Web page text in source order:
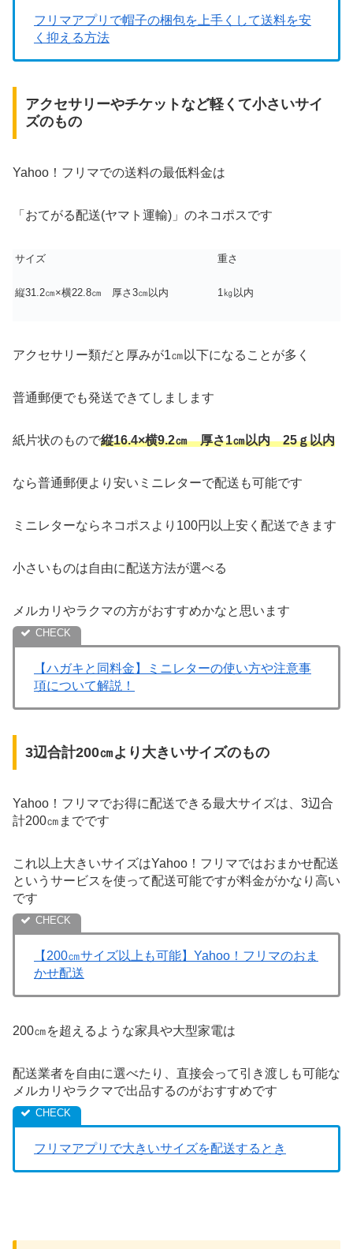
フリマアプリで帽子の梱包を上手くして送料を安
く抑える方法
アクセサリーやチケットなど軽くて小さいサイ
ズのもの
Yahoo！フリマでの送料の最低料金は
「おてがる配送(ヤマト運輸)」のネコポスです
サイズ
縦31.2㎝×横22.8㎝ 厚さ3㎝以内
重さ
1㎏以内
アクセサリー類だと厚みが1㎝以下になることが多く
普通郵便でも発送できてしまします
紙片状のもので縦16.4×横9.2㎝ 厚さ1㎝以内 25ｇ以内
なら普通郵便より安いミニレターで配送も可能です
ミニレターならネコポスより100円以上安く配送できます
小さいものは自由に配送方法が選べる
メルカリやラクマの方がおすすめかなと思います
【ハガキと同料金】ミニレターの使い方や注意事
項について解説！
3辺合計200㎝より大きいサイズのもの
Yahoo！フリマでお得に配送できる最大サイズは、3辺合
計200㎝までです
これ以上大きいサイズはYahoo！フリマではおまかせ配送
というサービスを使って配送可能ですが料金がかなり高い
です
【200㎝サイズ以上も可能】Yahoo！フリマのおま
かせ配送
200㎝を超えるような家具や大型家電は
配送業者を自由に選べたり、直接会って引き渡しも可能な
メルカリやラクマで出品するのがおすすめです
フリマアプリで大きいサイズを配送するとき